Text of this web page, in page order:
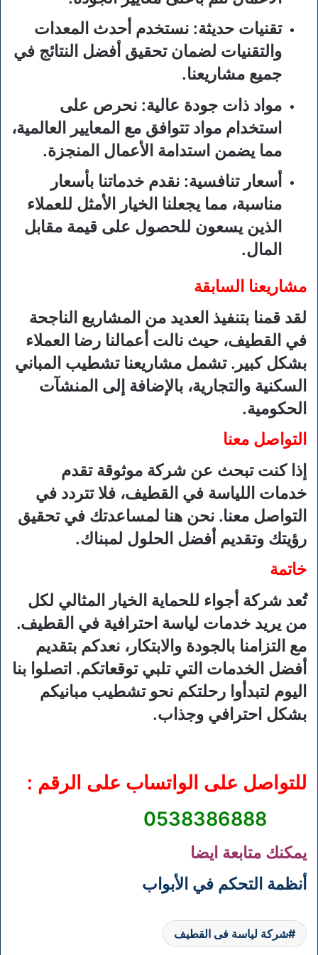
تقنيات حديثة: نستخدم أحدث المعدات
والتقنيات لضمان تحقيق أفضل النتائج في
جميع مشاريعنا.
مواد ذات جودة عالية: نحرص على
استخدام مواد تتوافق مع المعايير العالمية،
مما يضمن استدامة الأعمال المنجزة.
أسعار تنافسية: نقدم خدماتنا بأسعار
مناسبة، مما يجعلنا الخيار الأمثل للعملاء
الذين يسعون للحصول على قيمة مقابل
المال.
مشاريعنا السابقة
لقد قمنا بتنفيذ العديد من المشاريع الناجحة
في القطيف، حيث نالت أعمالنا رضا العملاء
بشكل كبير. تشمل مشاريعنا تشطيب المباني
السكنية والتجارية، بالإضافة إلى المنشآت
الحكومية.
التواصل معنا
إذا كنت تبحث عن شركة موثوقة تقدم
خدمات اللياسة في القطيف، فلا تتردد في
التواصل معنا. نحن هنا لمساعدتك في تحقيق
رؤيتك وتقديم أفضل الحلول لمبناك.
خاتمة
تُعد شركة أجواء للحماية الخيار المثالي لكل
من يريد خدمات لياسة احترافية في القطيف.
مع التزامنا بالجودة والابتكار، نعدكم بتقديم
أفضل الخدمات التي تلبي توقعاتكم. اتصلوا بنا
اليوم لتبدأوا رحلتكم نحو تشطيب مبانيكم
بشكل احترافي وجذاب.
للتواصل على الواتساب على الرقم :
يمكنك متابعة ايضا
أنظمة التحكم في الأبواب
شركة لياسة فى القطيف